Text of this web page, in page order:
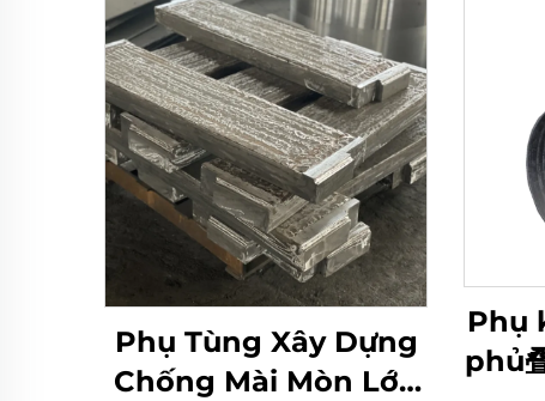
Phụ Tùng Xây Dựng
Chống Mài Mòn Lớp
Phụ
phủ